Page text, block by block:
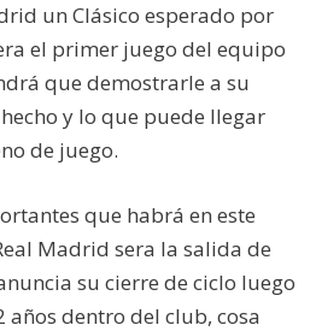
un Clásico esperado por
el primer juego del equipo
que demostrarle a su
y lo que puede llegar
de juego.
que habrá en este
Madrid sera la salida de
su cierre de ciclo luego
dentro del club, cosa